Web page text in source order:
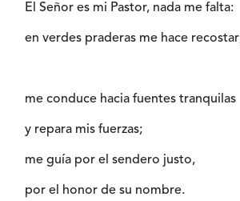
El Señor es mi Pastor, nada me falta:
en verdes praderas me hace
me conduce hacia fuentes tranquilas
y repara mis fuerzas;
me guía por el sendero justo,
por el honor de su nombre.